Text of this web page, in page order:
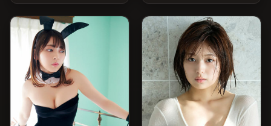
会与和解中演进；由杜琪峰
执导，长泽雅美、鲁妮·玛
拉、木村拓哉等主演，法国
出品，犯罪类型，2019年上
映 / 2019年4月7日于法国地
区院线首映，网络平台同步
更新片源。适合关注表演细
节与导演风格的深度观影人
群。（国产影视资源大全免
费条目索引，支持片名与演
员交叉检索。）
感；由毕赣执导，提莫西·
查拉梅、李秉宪、易烊千玺
等主演，日本出品，传记类
型，2024年上映 / 2024年5
月27日于日本地区院线首
映，网络平台同步更新片
源。适合希望获得情感共鸣
与现实思考的观众在线高清
观看。（国产影视资源大全
免费条目索引，支持片名与
演员交叉检索。）